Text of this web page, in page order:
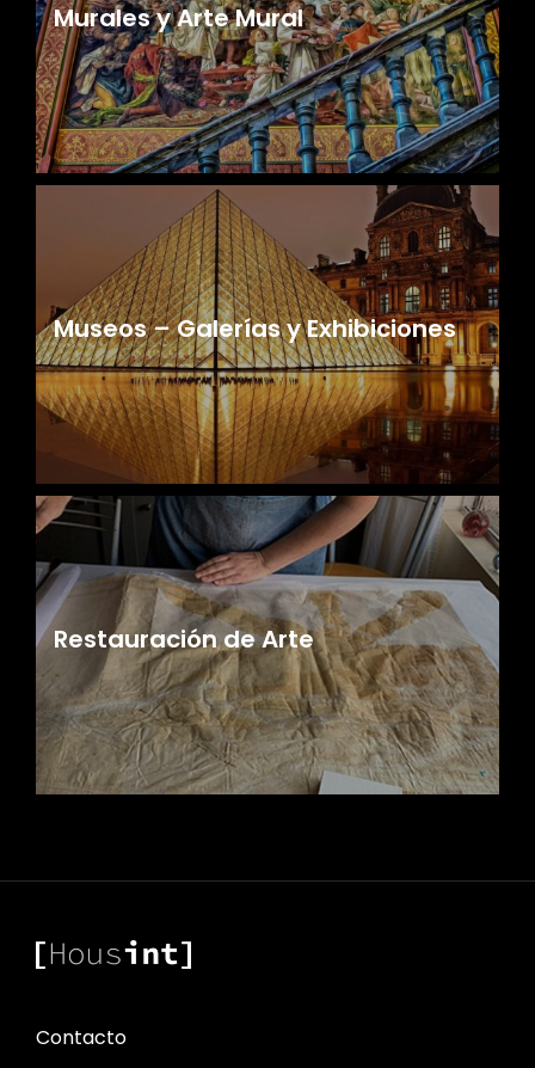
Murales y Arte Mural
Museos – Galerías y Exhibiciones
Restauración de Arte
Contacto